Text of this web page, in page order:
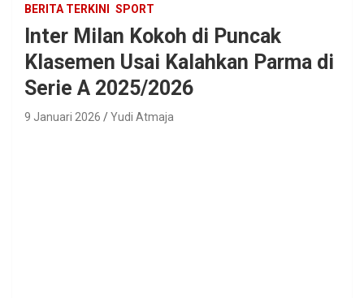
BERITA TERKINI SPORT
Inter Milan Kokoh di Puncak
Klasemen Usai Kalahkan Parma di
Serie A 2025/2026
9 Januari 2026 Yudi Atmaja